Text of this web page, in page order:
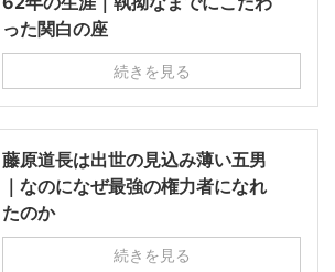
った関白の座
続きを見る
藤原道長は出世の見込み薄い五男
｜なのになぜ最強の権力者になれ
たのか
続きを見る